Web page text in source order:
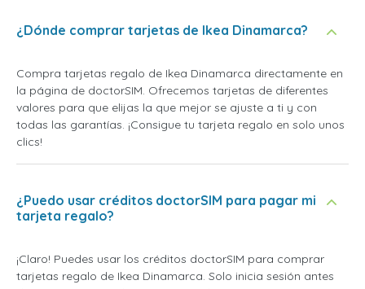
¿Dónde comprar tarjetas de Ikea Dinamarca?
Compra tarjetas regalo de Ikea Dinamarca directamente en
la página de doctorSIM. Ofrecemos tarjetas de diferentes
valores para que elijas la que mejor se ajuste a ti y con
todas las garantías. ¡Consigue tu tarjeta regalo en solo unos
clics!
¿Puedo usar créditos doctorSIM para pagar mi
tarjeta regalo?
¡Claro! Puedes usar los créditos doctorSIM para comprar
tarjetas regalo de Ikea Dinamarca. Solo inicia sesión antes